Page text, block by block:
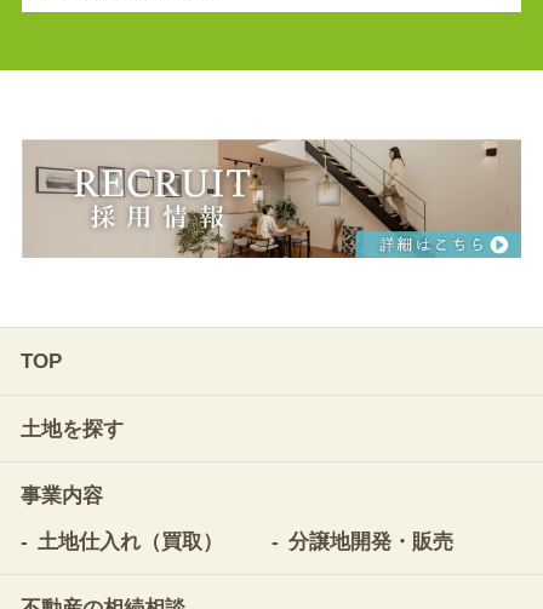
TOP
土地を探す
事業内容
土地仕入れ（買取）
分譲地開発・販売